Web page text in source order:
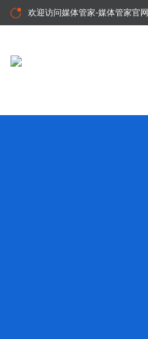
欢迎访问媒体管家-媒体管家官网